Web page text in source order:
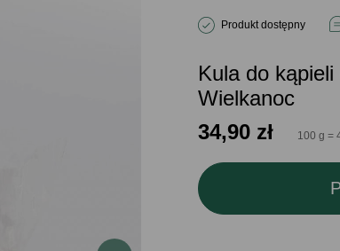
Produkt dostępny
Kula do
Wielkanoc
34,90 zł 100 g =